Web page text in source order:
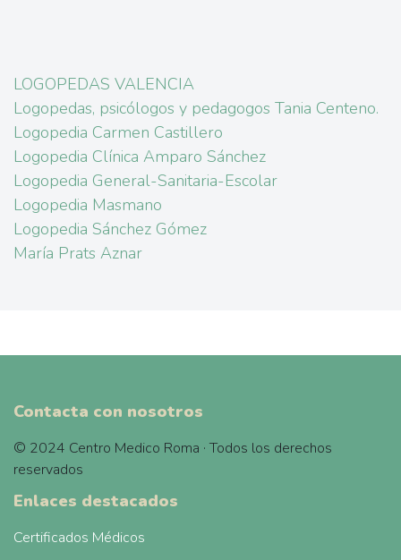
LOGOPEDAS VALENCIA
Logopedas, psicólogos y pedagogos Tania Centeno.
Logopedia Carmen Castillero
Logopedia Clínica Amparo Sánchez
Logopedia General-Sanitaria-Escolar
Logopedia Masmano
Logopedia Sánchez Gómez
María Prats Aznar
Contacta con nosotros
© 2024 Centro Medico Roma · Todos los derechos
reservados
Enlaces destacados
Certificados Médicos